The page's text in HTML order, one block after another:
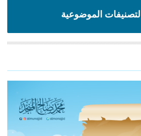
التصنيفات الموضوعية